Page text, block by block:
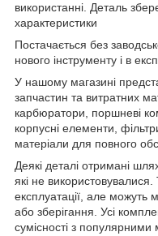
використанні. Деталь
характеристики
Постачається без
нового інструменту і в
У нашому магазині
запчастин та витратних
карбюратори, поршневі
корпусні елементи,
матеріали для повного
Деякі деталі отримані
які не
експлуатації, але можуть
або зберігання. Усі
сумісності з